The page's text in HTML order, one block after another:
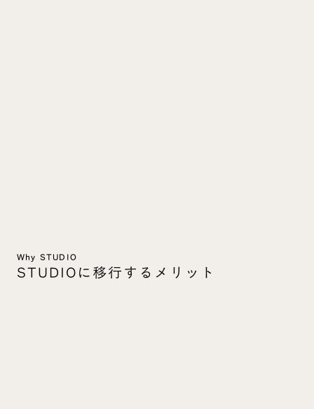
Why STUDIO
STUDIOに移行するメリット